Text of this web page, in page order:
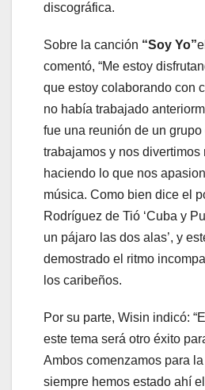
discográfica.
Sobre la canción “Soy Yo”
comentó, “Me estoy
que estoy colaborando con
no había trabajado
fue una reunión de un
trabajamos y nos divertimos
haciendo lo que nos
música. Como bien dice el
Rodríguez de Tió ‘Cuba y
un pájaro las dos alas’, y
demostrado el ritmo
los caribeños.
Por su parte, Wisin indicó:
este tema será otro éxito
Ambos comenzamos para
siempre hemos estado ahí